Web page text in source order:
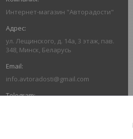
Интернет-магазин "Авторадости"
ул. Лещинского, д. 14а, 3 этаж, пав.
348, Минск, Беларусь
info.avtoradosti@gmail.com